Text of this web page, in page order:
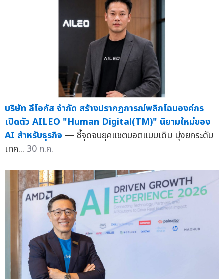
บริษัท ลีโอกัส จำกัด สร้างปรากฏการณ์พลิกโฉมองค์กร
เปิดตัว AILEO "Human Digital(TM)" นิยามใหม่ของ
AI สำหรับธุรกิจ — ชี้จุดจบยุคแชตบอตแบบเดิม มุ่งยกระดับ
เทค... 30 ก.ค.